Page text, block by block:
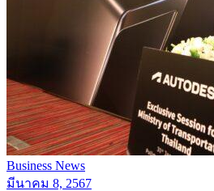
Business News
มีนาคม 8, 2567